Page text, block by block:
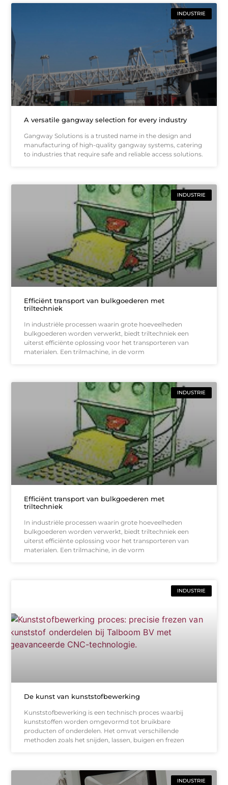
INDUSTRIE
A versatile gangway selection for every industry
Gangway Solutions is a trusted name in the design and
manufacturing of high-quality gangway systems, catering
to industries that require safe and reliable access solutions.
INDUSTRIE
Efficiënt transport van bulkgoederen met
triltechniek
In industriële processen waarin grote hoeveelheden
bulkgoederen worden verwerkt, biedt triltechniek een
uiterst efficiënte oplossing voor het transporteren van
materialen. Een trilmachine, in de vorm
INDUSTRIE
Efficiënt transport van bulkgoederen met
triltechniek
In industriële processen waarin grote hoeveelheden
bulkgoederen worden verwerkt, biedt triltechniek een
uiterst efficiënte oplossing voor het transporteren van
materialen. Een trilmachine, in de vorm
INDUSTRIE
De kunst van kunststofbewerking
Kunststofbewerking is een technisch proces waarbij
kunststoffen worden omgevormd tot bruikbare
producten of onderdelen. Het omvat verschillende
methoden zoals het snijden, lassen, buigen en frezen
INDUSTRIE